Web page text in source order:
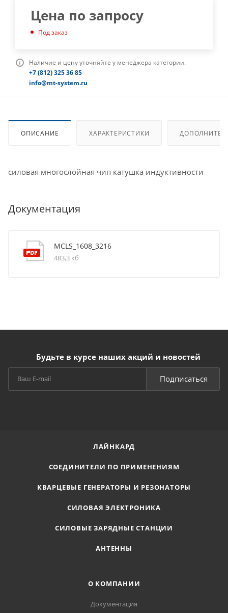
Цена по запросу
Под заказ
Наличие и цену уточняйте у менеджера категории.
+7 (812) 325 36 85
info@mt-system.ru
ОПИСАНИЕ ХАРАКТЕРИСТИКИ
силовая многослойная чип катушка индуктивности
Документация
MCLS_1608_3216
483,3 кб
Будьте в курсе наших акций и новостей
Подписаться
ЛАЙНКАРД
СОЕДИНИТЕЛИ ПО ПРИМЕНЕНИЯМ
КВАРЦЕВЫЕ ГЕНЕРАТОРЫ И РЕЗОНАТОРЫ
СИЛОВАЯ ЭЛЕКТРОНИКА
СИЛОВЫЕ ЗАРЯДНЫЕ СТАНЦИИ
АНТЕННЫ
О КОМПАНИИ
Документация